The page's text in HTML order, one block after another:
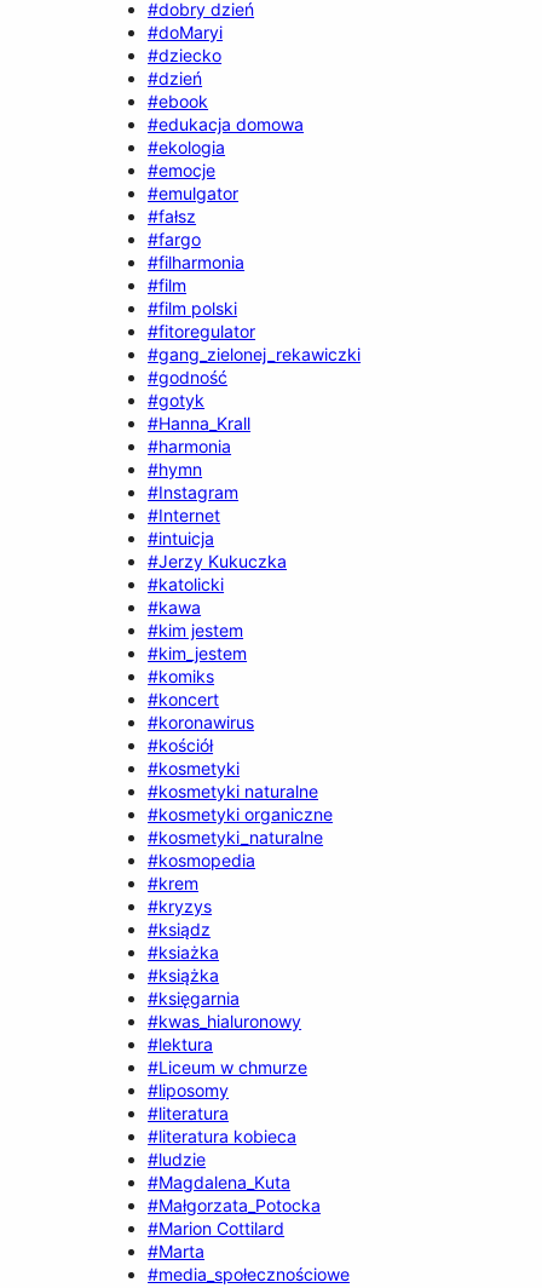
#dobry dzień
#doMaryi
#dziecko
#dzień
#ebook
#edukacja domowa
#ekologia
#emocje
#emulgator
#fałsz
#fargo
#filharmonia
#film
#film polski
#fitoregulator
#gang_zielonej_rekawiczki
#godność
#gotyk
#Hanna_Krall
#harmonia
#hymn
#Instagram
#Internet
#intuicja
#Jerzy Kukuczka
#katolicki
#kawa
#kim jestem
#kim_jestem
#komiks
#koncert
#koronawirus
#kościół
#kosmetyki
#kosmetyki naturalne
#kosmetyki organiczne
#kosmetyki_naturalne
#kosmopedia
#krem
#kryzys
#ksiądz
#ksiażka
#książka
#księgarnia
#kwas_hialuronowy
#lektura
#Liceum w chmurze
#liposomy
#literatura
#literatura kobieca
#ludzie
#Magdalena_Kuta
#Małgorzata_Potocka
#Marion Cottilard
#Marta
#media_społecznościowe